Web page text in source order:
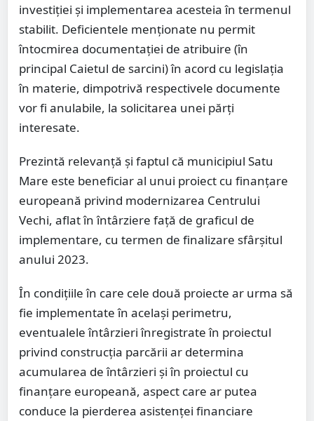
investiției și implementarea acesteia în termenul
stabilit. Deficientele menționate nu permit
întocmirea documentației de atribuire (în
principal Caietul de sarcini) în acord cu legislația
în materie, dimpotrivă respectivele documente
vor fi anulabile, la solicitarea unei părți
interesate.
Prezintă relevanță și faptul că municipiul Satu
Mare este beneficiar al unui proiect cu finanțare
europeană privind modernizarea Centrului
Vechi, aflat în întârziere față de graficul de
implementare, cu termen de finalizare sfârșitul
anului 2023.
În condițiile în care cele două proiecte ar urma să
fie implementate în același perimetru,
eventualele întârzieri înregistrate în proiectul
privind construcția parcării ar determina
acumularea de întârzieri și în proiectul cu
finanțare europeană, aspect care ar putea
conduce la pierderea asistenței financiare